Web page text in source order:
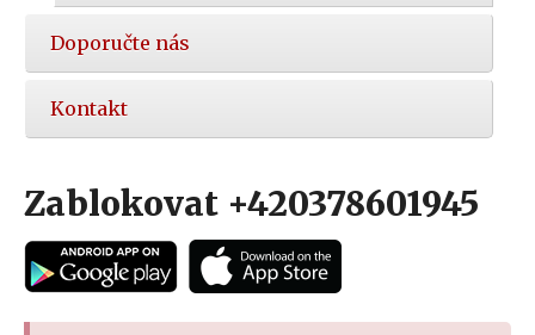
Doporučte nás
Kontakt
Zablokovat +420378601945